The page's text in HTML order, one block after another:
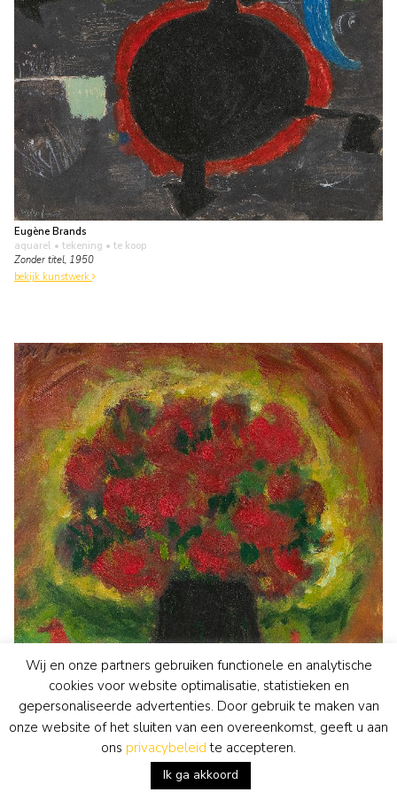
Eugène Brands
aquarel • tekening • te koop
Zonder titel, 1950
bekijk kunstwerk
Wij en onze partners gebruiken functionele en analytische
cookies voor website optimalisatie, statistieken en
gepersonaliseerde advertenties. Door gebruik te maken van
onze website of het sluiten van een overeenkomst, geeft u aan
ons privacybeleid te accepteren.
Ik ga akkoord